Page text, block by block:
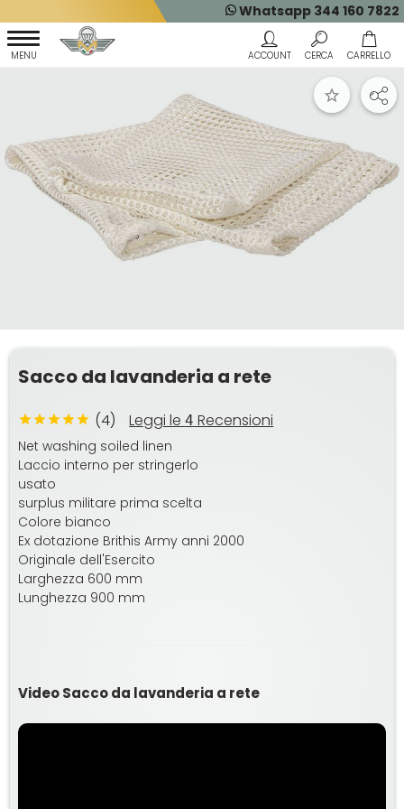
Whatsapp 344 160 7822
Sacco da lavanderia a rete
(4) Leggi le4 Recensioni
Net washing soiled linen
Laccio interno per stringerlo
usato
surplus militare prima scelta
Colore bianco
Ex dotazione Brithis Army anni 2000
Originale dell'Esercito
Larghezza 600 mm
Lunghezza 900 mm
Video Sacco da lavanderia a rete